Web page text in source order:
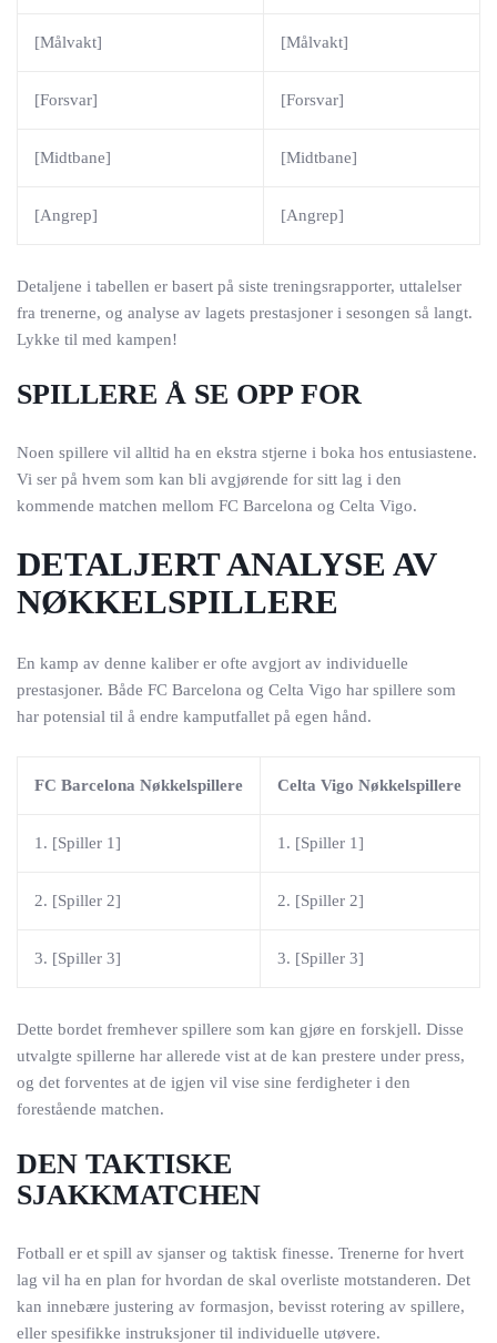
[Målvakt] [Målvakt]
[Forsvar] [Forsvar]
[Midtbane] [Midtbane]
[Angrep] [Angrep]
Detaljene i tabellen er basert på siste treningsrapporter, uttalelser
fra trenerne, og analyse av lagets prestasjoner i sesongen så langt.
Lykke til med kampen!
SPILLERE Å SE OPP FOR
Noen spillere vil alltid ha en ekstra stjerne i boka hos entusiastene.
Vi ser på hvem som kan bli avgjørende for sitt lag i den
kommende matchen mellom FC Barcelona og Celta Vigo.
DETALJERT ANALYSE AV
NØKKELSPILLERE
En kamp av denne kaliber er ofte avgjort av individuelle
prestasjoner. Både FC Barcelona og Celta Vigo har spillere som
har potensial til å endre kamputfallet på egen hånd.
FC Barcelona Nøkkelspillere Celta Vigo Nøkkelspillere
1. [Spiller 1] 1. [Spiller 1]
2. [Spiller 2] 2. [Spiller 2]
3. [Spiller 3] 3. [Spiller 3]
Dette bordet fremhever spillere som kan gjøre en forskjell. Disse
utvalgte spillerne har allerede vist at de kan prestere under press,
og det forventes at de igjen vil vise sine ferdigheter i den
forestående matchen.
DEN TAKTISKE
SJAKKMATCHEN
Fotball er et spill av sjanser og taktisk finesse. Trenerne for hvert
lag vil ha en plan for hvordan de skal overliste motstanderen. Det
kan innebære justering av formasjon, bevisst rotering av spillere,
eller spesifikke instruksjoner til individuelle utøvere.